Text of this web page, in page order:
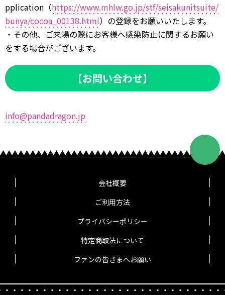
pplication（https://www.mhlw.go.jp/stf/seisakunitsuite/
bunya/cocoa_00138.html）の登録をお願いいたします。
・その他、ご来場の際にお客様へ感染防止に関するお願い
をする場合がございます。
【お問い合わせ】
info@pandadragon.jp
会社概要
ご利用方法
プライバシーポリシー
特定商取法について
ファンの皆さまへお願い